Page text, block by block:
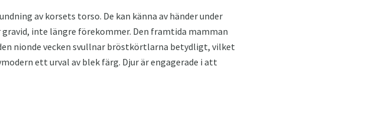
av korsets torso. De kan känna av händer under
inte längre förekommer. Den framtida mamman
nionde vecken svullnar bröstkörtlarna betydligt, vilket
ett urval av blek färg. Djur är engagerade i att